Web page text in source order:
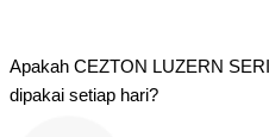
Apakah CEZTON LUZERN
dipakai setiap hari?